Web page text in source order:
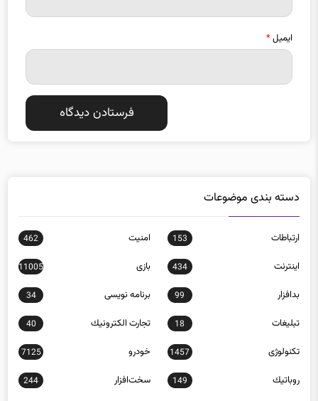
ایمیل*
دسته بندی موضوعات
ارتباطات 153 امنيت 462
اينترنت 434 بازی 11005
بدافزار 99 برنامه نويسی 34
تبلیغات 18 تجارت الكترونيك 40
تکنولوژی 1457 خودرو 7125
روباتيك 149 سخت‌افزار 244